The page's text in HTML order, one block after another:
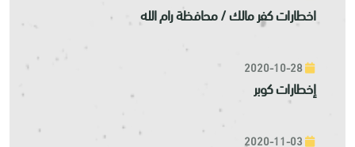
اخطارات كفر مالك / محافظة رام الله
إخطارات كوبر